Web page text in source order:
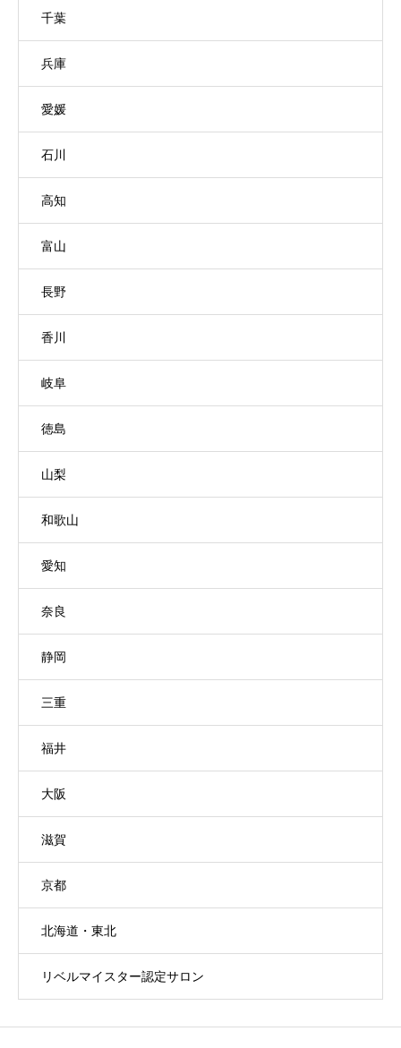
千葉
兵庫
愛媛
石川
高知
富山
長野
香川
岐阜
徳島
山梨
和歌山
愛知
奈良
静岡
三重
福井
大阪
滋賀
京都
北海道・東北
リベルマイスター認定サロン